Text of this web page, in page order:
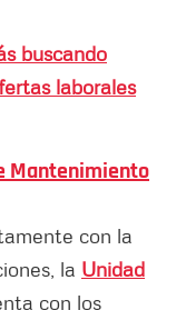
buscando
laborales
Mantenimiento
con la
la Unidad
con los